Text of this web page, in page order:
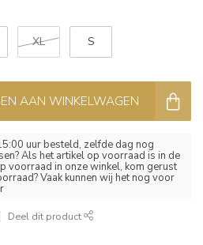
XL S
AAN WINKELWAGEN
uur besteld, zelfde dag nog
Als het artikel op voorraad is in de
voorraad in onze winkel, kom gerust
Vaak kunnen wij het nog voor
Deel dit product